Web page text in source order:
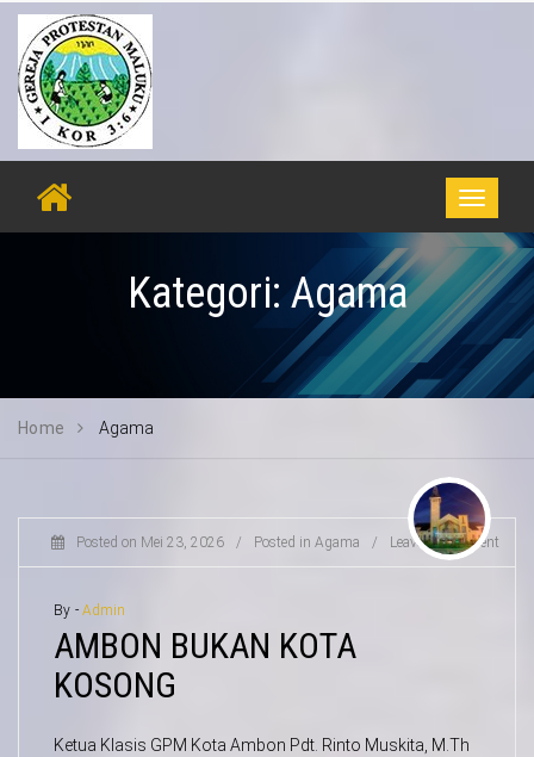
Toggle
Kategori: Agama
Home Agama
Posted on Mei 23, 2026 / Posted in Agama / Leave a Comment
By - Admin
AMBON BUKAN KOTA
KOSONG
Ketua Klasis GPM Kota Ambon Pdt. Rinto Muskita, M.Th